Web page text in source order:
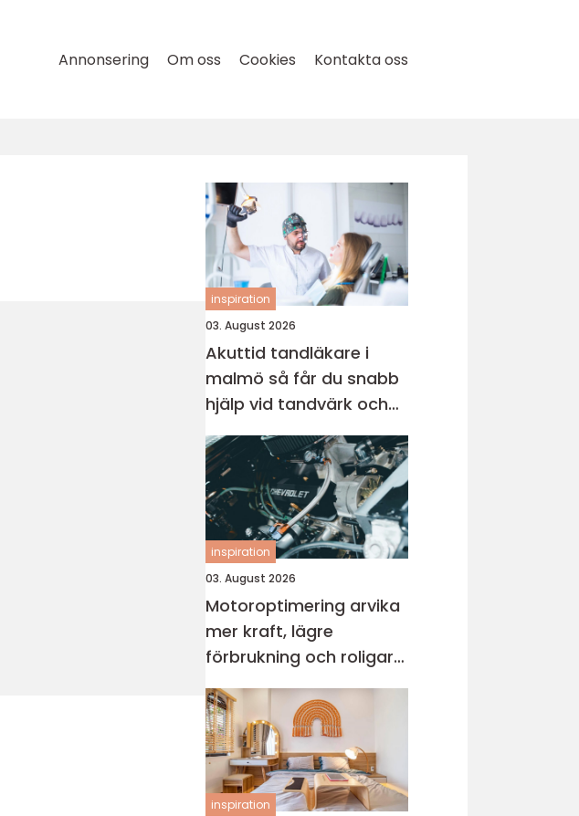
Annonsering Om oss Cookies Kontakta oss
inspiration
03. August 2026
Akuttid tandläkare i
malmö så får du snabb
hjälp vid tandvärk och
skador
inspiration
03. August 2026
Motoroptimering arvika
mer kraft, lägre
förbrukning och roligare
körning
inspiration